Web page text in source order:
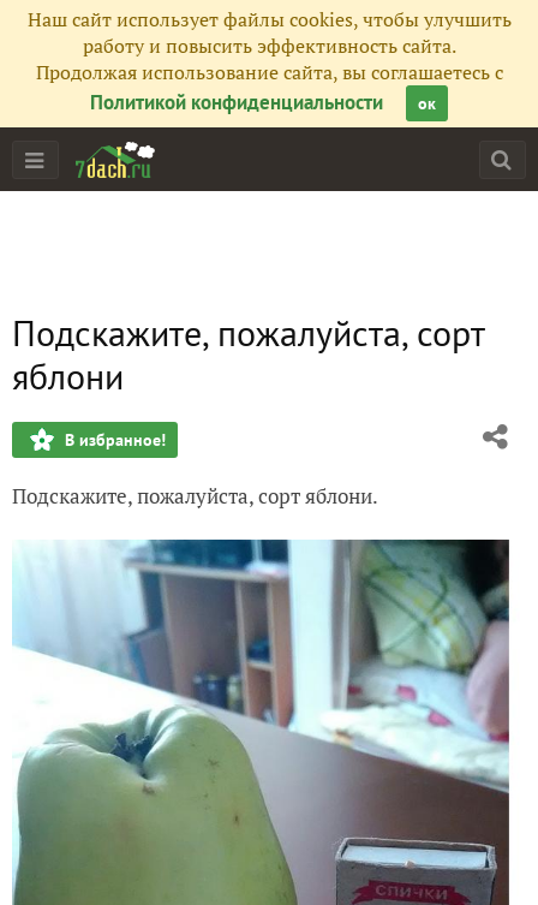
Наш сайт использует файлы cookies, чтобы улучшить
работу и повысить эффективность сайта.
Продолжая использование сайта, вы соглашаетесь с
Политикой конфиденциальности
ок
Подскажите, пожалуйста, сорт
яблони
В избранное!
Подскажите, пожалуйста, сорт яблони.